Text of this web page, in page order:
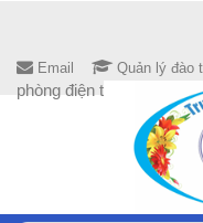
Email Quản lý đào
phòng điện tử